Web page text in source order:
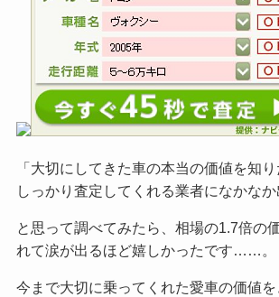
「大切にしてきた車の本当の価値を知
しっかり査定してくれる業者になかなか
と思って調べてみたら、相場の1.7倍の
れて涙が出るほど嬉しかったです……。
今まで大切に乗ってくれた愛車の価値